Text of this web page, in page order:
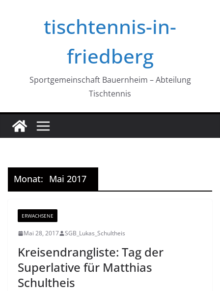
tischtennis-in-
friedberg
Sportgemeinschaft Bauernheim – Abteilung
Tischtennis
Monat: Mai 2017
ERWACHSENE
Mai 28, 2017 SGB_Lukas_Schultheis
Kreisendrangliste: Tag der
Superlative für Matthias
Schultheis